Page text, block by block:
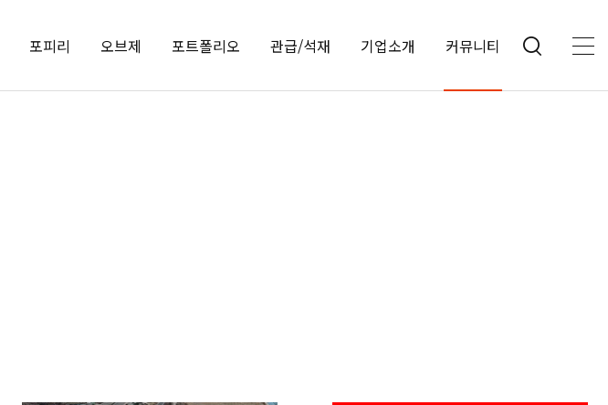
포피리 오브제 포트폴리오 관급/석재 기업소개 커뮤니티